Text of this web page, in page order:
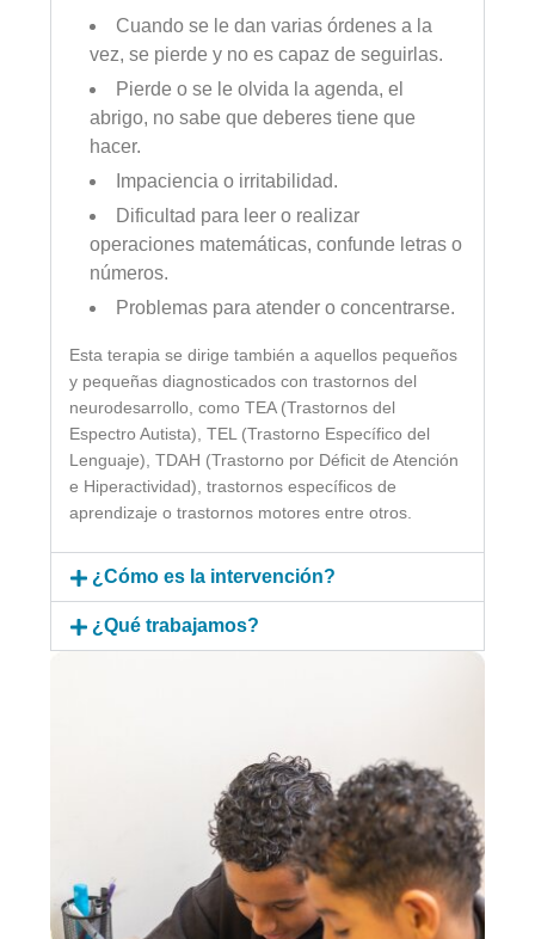
Cuando se le dan varias órdenes a la
vez, se pierde y no es capaz de seguirlas.
Pierde o se le olvida la agenda, el
abrigo, no sabe que deberes tiene que
hacer.
Impaciencia o irritabilidad.
Dificultad para leer o realizar
operaciones matemáticas, confunde letras o
números.
Problemas para atender o concentrarse.
Esta terapia se dirige también a aquellos pequeños
y pequeñas diagnosticados con trastornos del
neurodesarrollo, como TEA (Trastornos del
Espectro Autista), TEL (Trastorno Específico del
Lenguaje), TDAH (Trastorno por Déficit de Atención
e Hiperactividad), trastornos específicos de
aprendizaje o trastornos motores entre otros.
¿Cómo es la intervención?
¿Qué trabajamos?